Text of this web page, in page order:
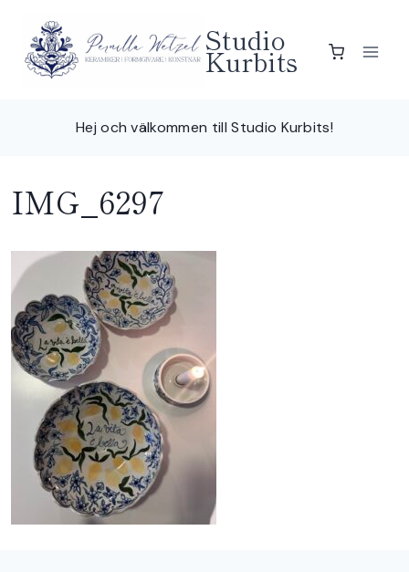
content
Studio
Kurbits
Hej och välkommen till Studio Kurbits!
IMG_6297